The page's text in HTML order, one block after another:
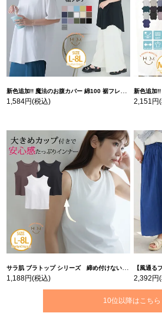
新色追加!! 魔法のお腹カバー 綿100 裾フレア Tシャツ | 大きいサイズの通販ならハッピーマリリン
1,584円(税込)
新色追加!! 【ハッピーさらりん
2,151円
サラ肌 ブラトップ シリーズ 締め付けない リブ タンクトップ | 大きいサイズの通販ならハッピーマリリン
1,188円(税込)
【風通るプレミアム】 2丈
2,392円
10位以降はこちら